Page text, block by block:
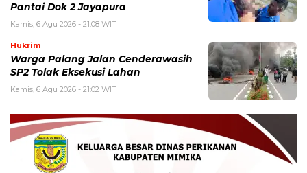
Pantai Dok 2 Jayapura
Kamis, 6 Agu 2026 - 21:08 WIT
Hukrim
Warga Palang Jalan Cenderawasih
SP2 Tolak Eksekusi Lahan
Kamis, 6 Agu 2026 - 21:02 WIT